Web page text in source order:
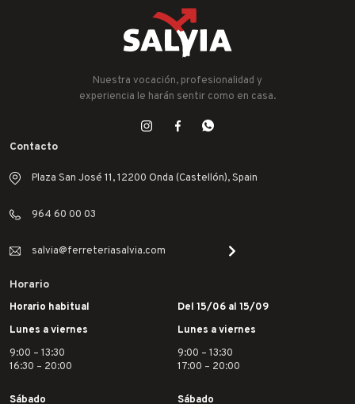
Nuestra vocación, profesionalidad y
experiencia le harán sentir como en casa.
Contacto
Plaza San José 11, 12200 Onda (Castellón), Spain
964 60 00 03
salvia@ferreteriasalvia.com
Horario
Horario habitual
Lunes a viernes
9:00 – 13:30
16:30 – 20:00
Sábado
Del 15/06 al 15/09
Lunes a viernes
9:00 – 13:30
17:00 – 20:00
Sábado